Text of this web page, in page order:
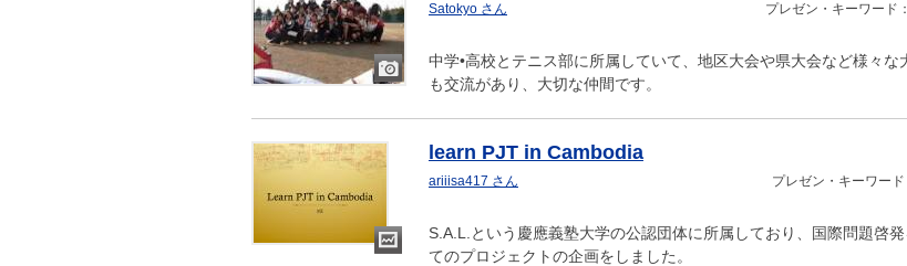
ン
ト
像
Satokyo さん プレゼン・キーワード：
中学•高校とテニス部に所属していて、地区大会や県大会など様々
も交流があり、大切な仲間です。
learn PJT in Cambodia
ariiisa417 さん プレゼン・キーワード
S.A.L.という慶應義塾大学の公認団体に所属しており、国際問題啓
てのプロジェクトの企画をしました。